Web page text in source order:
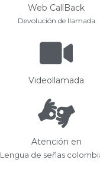
Web CallBack
Devolución de llamada
Videollamada
Atención en
Lengua de señas